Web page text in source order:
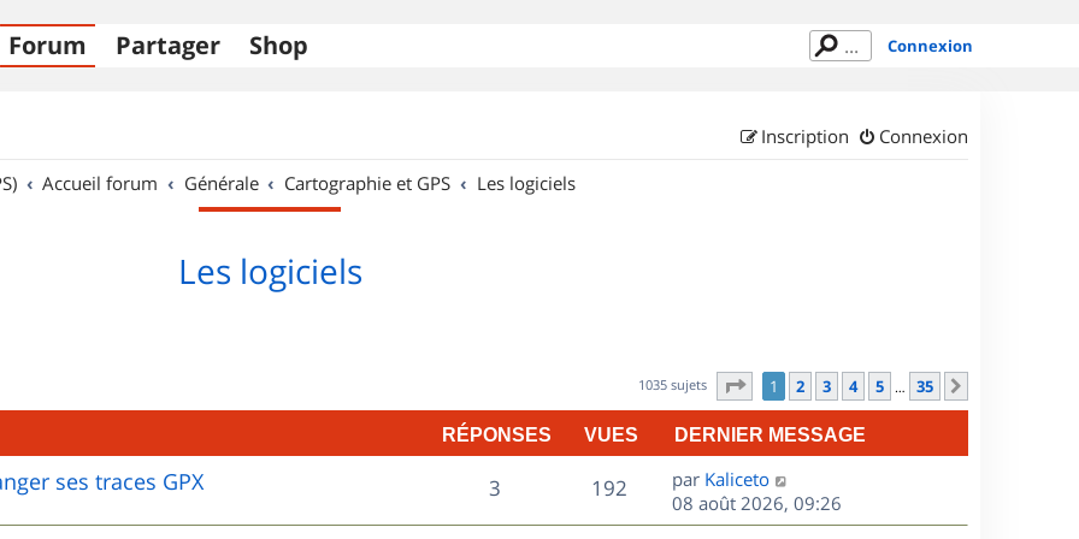
Forum Partager Shop Connexion
Connexion
Inscription
Accueil forum Générale Cartographie et GPS Les logiciels
Les logiciels
1035 sujets Page sur35
1 2 3 4 5 … 35
RÉPONSES VUES DERNIER MESSAGE
ses traces GPX 3R
é
192V
u
D
e
r
par Kaliceto
08 août 2026, 09:26